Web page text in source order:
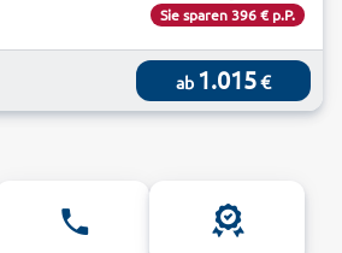
Sie sparen 396 € p.P.
ab 1.015€